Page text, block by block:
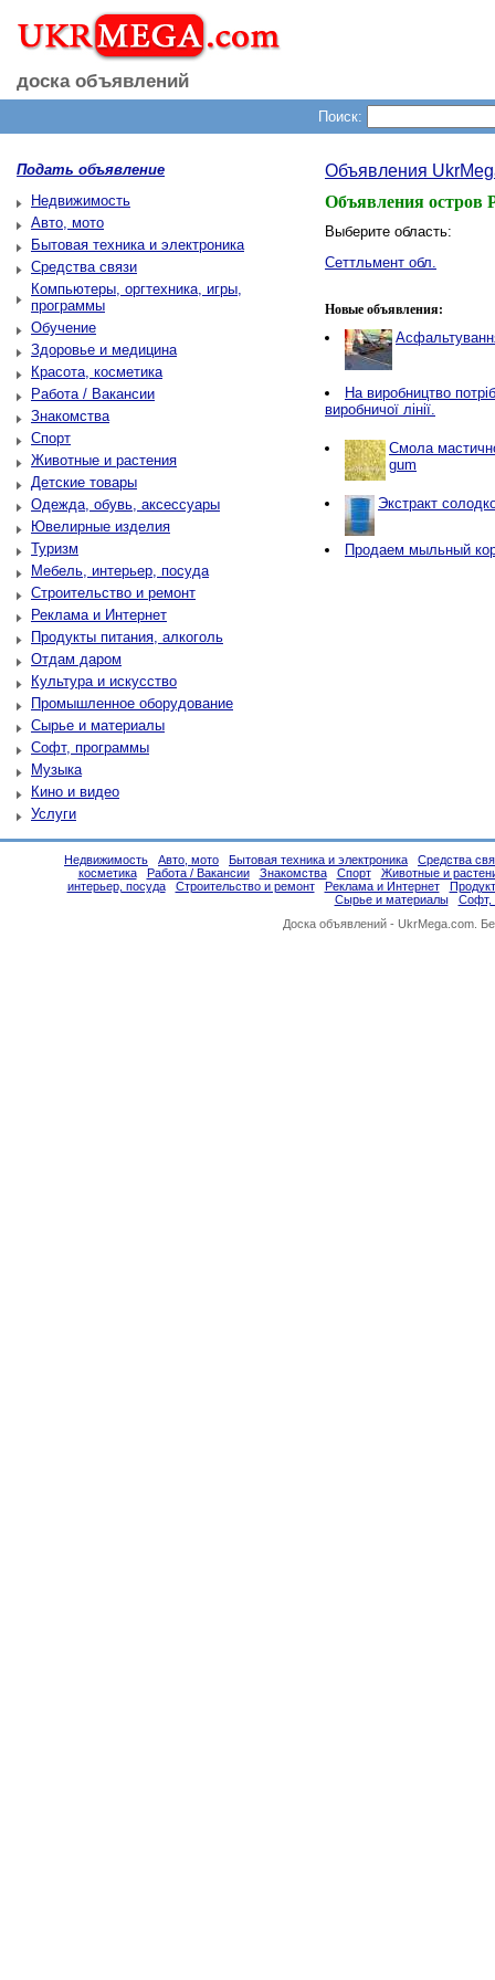
доска объявлений
Поиск:
Подать объявление
Недвижимость
Авто, мото
Бытовая техника и электроника
Средства связи
Компьютеры, оргтехника, игры,
программы
Обучение
Здоровье и медицина
Красота, косметика
Работа / Вакансии
Знакомства
Спорт
Животные и растения
Детские товары
Одежда, обувь, аксессуары
Ювелирные изделия
Туризм
Мебель, интерьер, посуда
Строительство и ремонт
Реклама и Интернет
Продукты питания, алкоголь
Отдам даром
Культура и искусство
Промышленное оборудование
Сырье и материалы
Софт, программы
Музыка
Кино и видео
Услуги
Объявления
Объявления остров
Выберите область:
Сеттльмент обл.
Новые объявления:
Нa виробництво
виробничої лінії.
Смола
gum
Экстракт
Продаем мыльный
Недвижимость Авто, мото Бытовая техника и электроника
Средства
косметика
Работа / Вакансии Знакомства Спорт
Животные и
интерьер, посуда
Строительство и ремонт Реклама и Интернет
Сырье и материалы
Софт,
Доска объявлений - UkrMega.com.